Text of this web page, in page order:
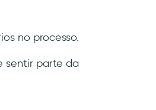
no processo.
sentir parte da